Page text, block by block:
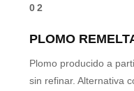
02
PLOMO
Plomo producido a
sin refinar. Alternativa